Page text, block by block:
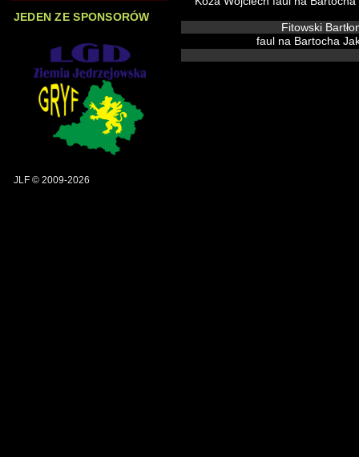
JEDEN ZE SPONSORÓW
JLF © 2009-2026
Fitowski
faul na Bartocha